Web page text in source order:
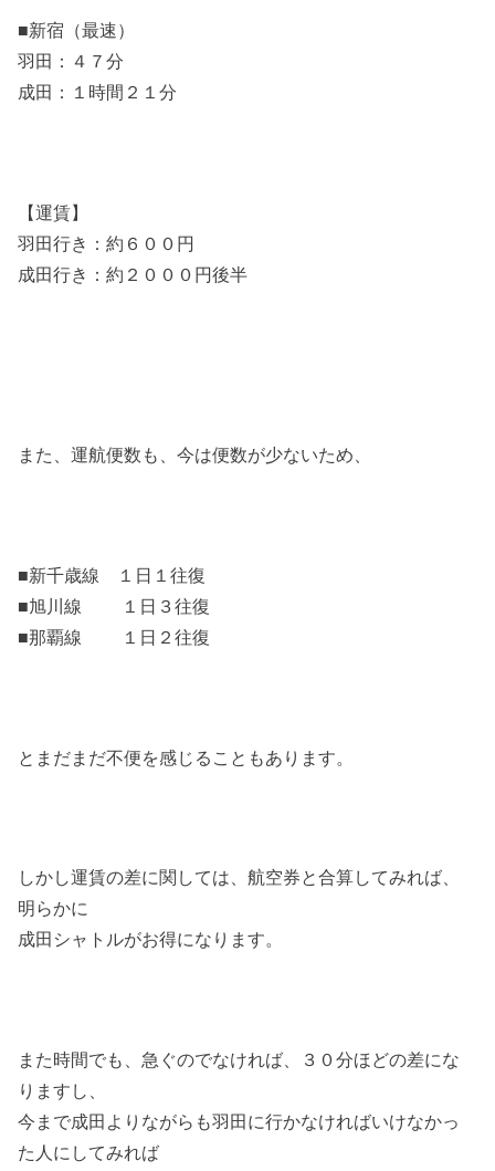
■新宿（最速）
羽田：４７分
成田：１時間２１分
【運賃】
羽田行き：約６００円
成田行き：約２０００円後半
また、運航便数も、今は便数が少ないため、
■新千歳線 １日１往復
■旭川線 １日３往復
■那覇線 １日２往復
とまだまだ不便を感じることもあります。
しかし運賃の差に関しては、航空券と合算してみれば、
明らかに
成田シャトルがお得になります。
また時間でも、急ぐのでなければ、３０分ほどの差にな
りますし、
今まで成田よりながらも羽田に行かなければいけなかっ
た人にしてみれば